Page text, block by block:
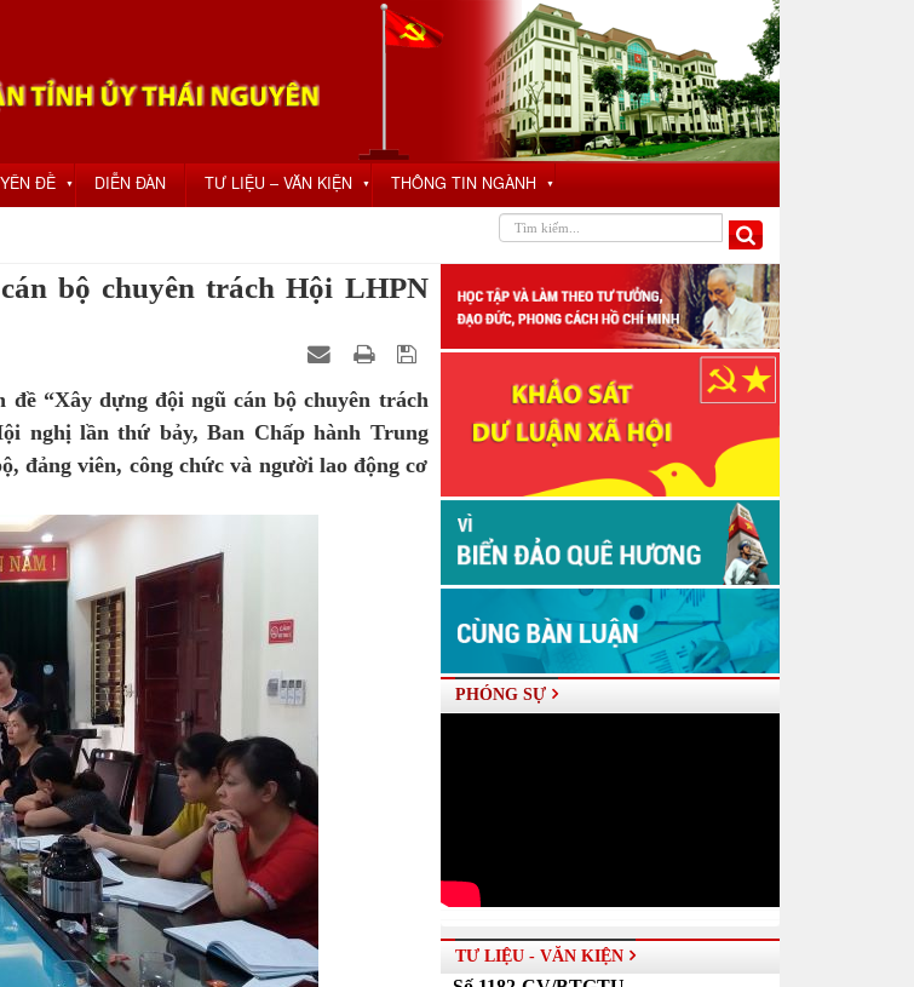
ĐỀ ▼ DIỄN ĐÀN TƯ LIỆU – VĂN KIỆN ▼ THÔNG TIN NGÀNH ▼
bộ chuyên trách Hội LHPN
“Xây dựng đội ngũ cán bộ chuyên trách
nghị lần thứ bảy, Ban Chấp hành Trung
đảng viên, công chức và người lao động cơ
PHÓNG SỰ
TƯ LIỆU - VĂN KIỆN